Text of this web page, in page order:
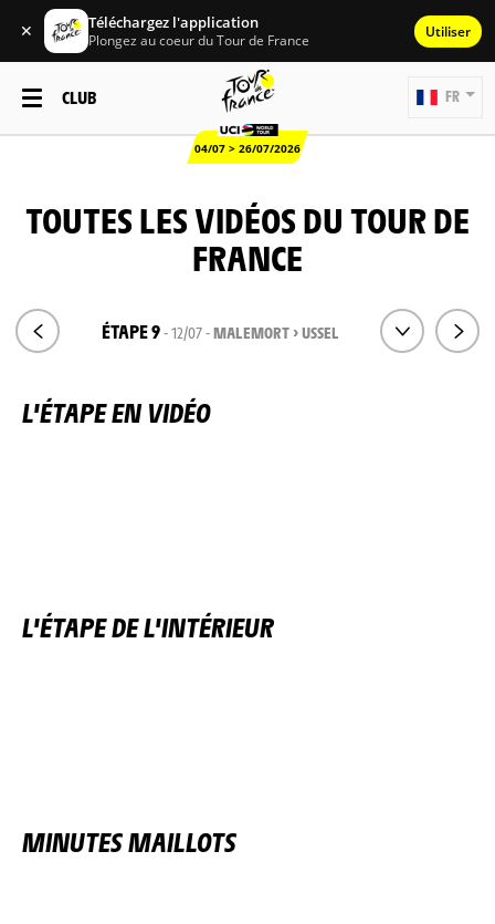
✕ Téléchargez l'application
Plongez au coeur du Tour de France Utiliser
CLUB
04/07 > 26/07/2026
FR
TOUTES LES VIDÉOS DU TOUR DE
FRANCE
ÉTAPE 9- 12/07 -MALEMORT > USSEL
L'ÉTAPE EN VIDÉO
L'ÉTAPE DE L'INTÉRIEUR
MINUTES MAILLOTS